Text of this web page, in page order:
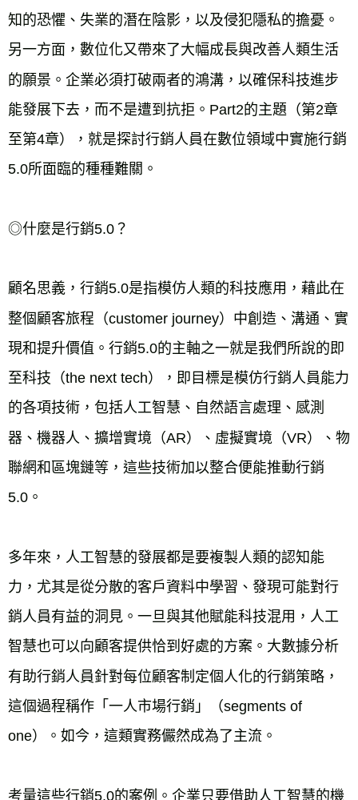
知的恐懼、失業的潛在陰影，以及侵犯隱私的擔憂。
另一方面，數位化又帶來了大幅成長與改善人類生活
的願景。企業必須打破兩者的鴻溝，以確保科技進步
能發展下去，而不是遭到抗拒。Part2的主題（第2章
至第4章），就是探討行銷人員在數位領域中實施行銷
5.0所面臨的種種難關。
◎什麼是行銷5.0？
顧名思義，行銷5.0是指模仿人類的科技應用，藉此在
整個顧客旅程（customer journey）中創造、溝通、實
現和提升價值。行銷5.0的主軸之一就是我們所說的即
至科技（the next tech），即目標是模仿行銷人員能力
的各項技術，包括人工智慧、自然語言處理、感測
器、機器人、擴增實境（AR）、虛擬實境（VR）、物
聯網和區塊鏈等，這些技術加以整合便能推動行銷
5.0。
多年來，人工智慧的發展都是要複製人類的認知能
力，尤其是從分散的客戶資料中學習、發現可能對行
銷人員有益的洞見。一旦與其他賦能科技混用，人工
智慧也可以向顧客提供恰到好處的方案。大數據分析
有助行銷人員針對每位顧客制定個人化的行銷策略，
這個過程稱作「一人市場行銷」（segments of
one）。如今，這類實務儼然成為了主流。
考量這些行銷5.0的案例。企業只要借助人工智慧的機